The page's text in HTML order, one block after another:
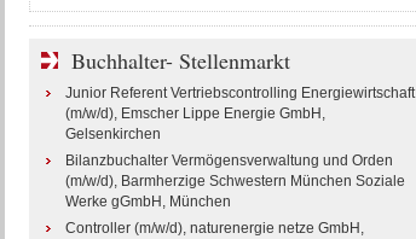
Buchhalter- Stellenmarkt
Junior Referent Vertriebscontrolling Energiewirtschaft
(m/w/d), Emscher Lippe Energie GmbH,
Gelsenkirchen
Bilanzbuchalter Vermögensverwaltung und Orden
(m/w/d), Barmherzige Schwestern München Soziale
Werke gGmbH, München
Controller (m/w/d), naturenergie netze GmbH,